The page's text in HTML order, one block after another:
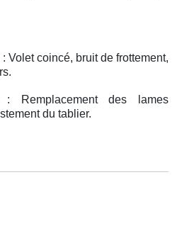
Volet coincé, bruit de frottement,
: Remplacement des lames
du tablier.